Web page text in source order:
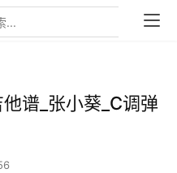
谱_张小葵_C调弹